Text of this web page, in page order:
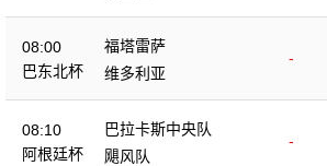
08:00
巴东北杯
福塔雷萨
-
维多利亚
08:10
阿根廷杯
巴拉卡斯中央队
-
飓风队